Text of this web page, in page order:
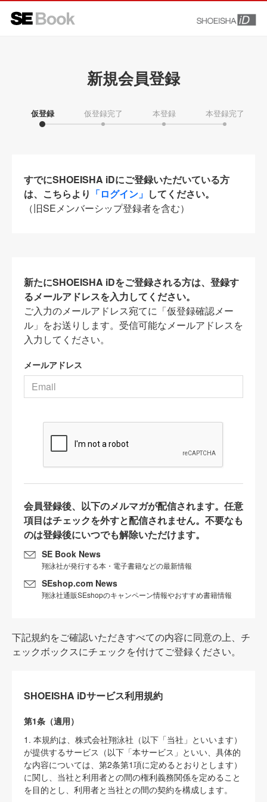
新規会員登録
仮登録 仮登録完了 本登録 本登録完了
すでにSHOEISHA iDにご登録いただいている方
は、こちらより 「ログイン」 してください。
（旧SEメンバーシップ登録者を含む）
新たにSHOEISHA iDをご登録される方は、登録す
るメールアドレスを入力してください。
ご入力のメールアドレス宛てに「仮登録確認メー
ル」をお送りします。受信可能なメールアドレスを
入力してください。
メールアドレス
会員登録後、以下のメルマガが配信されます。任意
項目はチェックを外すと配信されません。不要なも
のは登録後にいつでも解除いただけます。
SE Book News
翔泳社が発行する本・電子書籍などの最新情報
SEshop.com News
翔泳社通販SEshopのキャンペーン情報やおすすめ書籍情報
下記規約をご確認いただきすべての内容に同意の上、チ
ェックボックスにチェックを付けてご登録ください。
SHOEISHA iDサービス利用規約
第1条（適用）
1. 本規約は、株式会社翔泳社（以下「当社」といいます）
が提供するサービス（以下「本サービス」といい、具体的
な内容については、第2条第1項に定めるとおりとします）
に関し、当社と利用者との間の権利義務関係を定めること
を目的とし、利用者と当社との間の契約を構成します。